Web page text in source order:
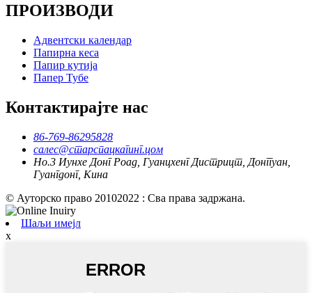
ПРОИЗВОДИ
Адвентски календар
Папирна кеса
Папир кутија
Папер Тубе
Контактирајте нас
86-769-86295828
салес@старспацкагинг.цом
Но.3 Иунхе Донг Роад, Гуанцхенг Дистрицт, Донггуан,
Гуангдонг, Кина
© Ауторско право 20102022 : Сва права задржана.
Шаљи имејл
x